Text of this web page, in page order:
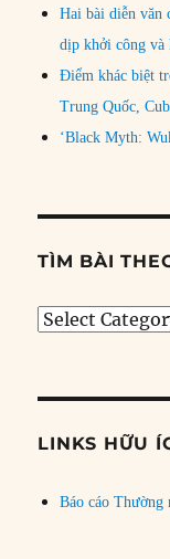
Hai bài diễn văn
dịp khởi công và
Điểm khác biệt
Trung Quốc,
‘Black Myth:
TÌM BÀI
Tìm
đề
LINKS HỮU
Báo cáo Thường